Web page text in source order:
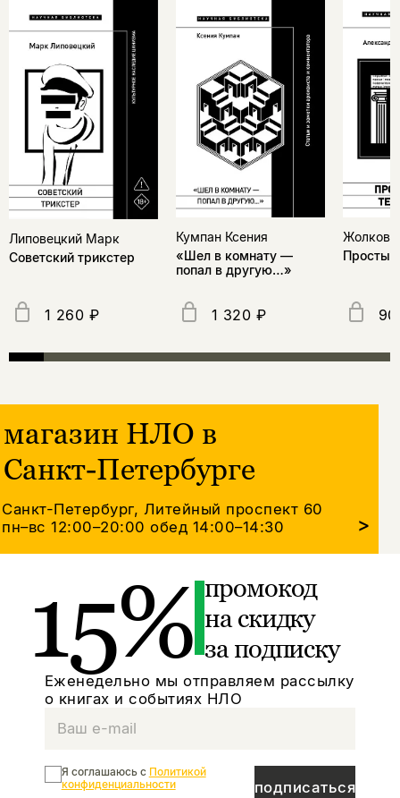
Липовецкий Марк
Советский трикстер
1 260 ₽
Кумпан Ксения
«Шел в комнату —
попал в другую…»
1 320 ₽
Простые
магазин НЛО в
Санкт-Петербурге
Санкт-Петербург, Литейный проспект 60
пн–вс 12:00–20:00обед 14:00–14:30 >
15% промокод
на скидку
за подписку
Еженедельно мы отправляем рассылку
о книгах и событиях НЛО
подписаться
Я соглашаюсь с Политикой
конфиденциальности